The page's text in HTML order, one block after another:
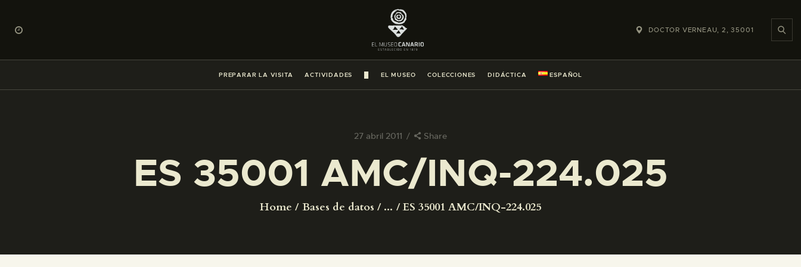
DOCTOR VERNEAU, 2, 35001
PREPARAR LA VISITA ACTIVIDADES EL MUSEO COLECCIONES DIDÁCTICA ESPAÑOL
27 abril 2011 Share
ES 35001 AMC/INQ-224.025
Home Bases de datos ... ES 35001 AMC/INQ-224.025
PREPARAR LA VISITA
ACTIVIDADES
█
COLECCIONES
DIDÁCTICA